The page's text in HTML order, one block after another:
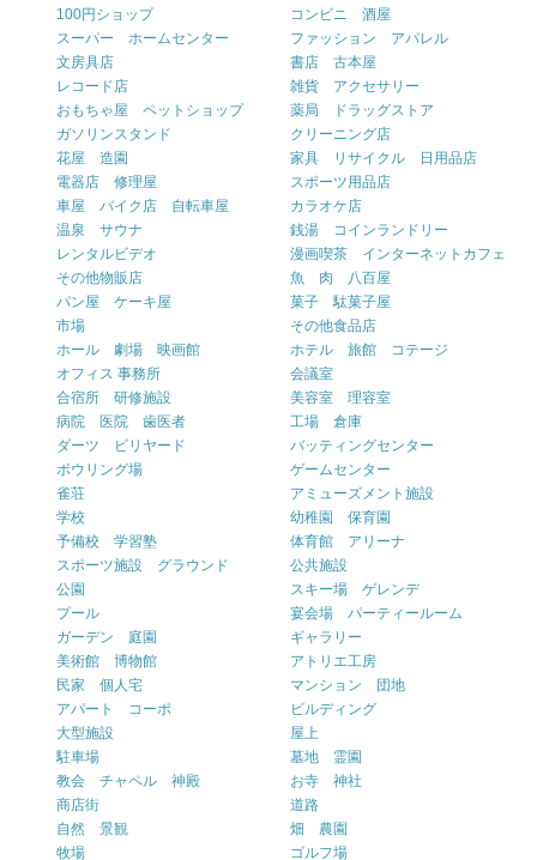
100円ショップ
コンビニ 酒屋
スーパー ホームセンター
ファッション アパレル
文房具店
書店 古本屋
レコード店
雑貨 アクセサリー
おもちゃ屋 ペットショップ
薬局 ドラッグストア
ガソリンスタンド
クリーニング店
花屋 造園
家具 リサイクル 日用品店
電器店 修理屋
スポーツ用品店
車屋 バイク店 自転車屋
カラオケ店
温泉 サウナ
銭湯 コインランドリー
レンタルビデオ
漫画喫茶 インターネットカフェ
その他物販店
魚 肉 八百屋
パン屋 ケーキ屋
菓子 駄菓子屋
市場
その他食品店
ホール 劇場 映画館
ホテル 旅館 コテージ
オフィス 事務所
会議室
合宿所 研修施設
美容室 理容室
病院 医院 歯医者
工場 倉庫
ダーツ ビリヤード
バッティングセンター
ボウリング場
ゲームセンター
雀荘
アミューズメント施設
学校
幼稚園 保育園
予備校 学習塾
体育館 アリーナ
スポーツ施設 グラウンド
公共施設
公園
スキー場 ゲレンデ
プール
宴会場 パーティールーム
ガーデン 庭園
ギャラリー
美術館 博物館
アトリエ工房
民家 個人宅
マンション 団地
アパート コーポ
ビルディング
大型施設
屋上
駐車場
墓地 霊園
教会 チャペル 神殿
お寺 神社
商店街
道路
自然 景観
畑 農園
牧場
ゴルフ場